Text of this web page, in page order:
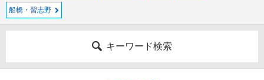
船橋・習志野
キーワード検索